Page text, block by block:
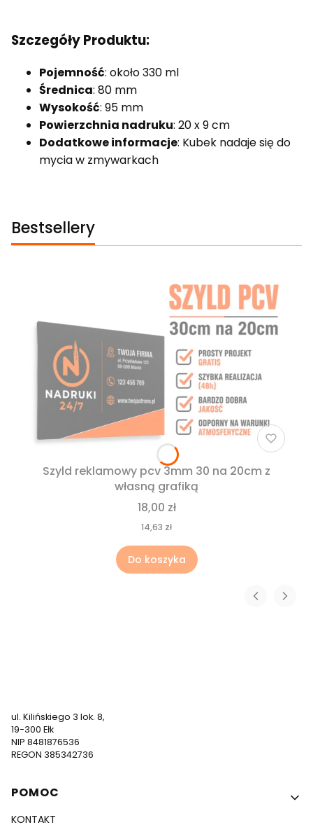
Szczegóły Produktu:
Pojemność: około 330 ml
Średnica: 80 mm
Wysokość: 95 mm
Powierzchnia nadruku: 20 x 9 cm
Dodatkowe informacje: Kubek nadaje się do
mycia w zmywarkach
Bestsellery
Szyld reklamowy pcv 3mm 30 na 20cm z
własną grafiką
18,00 zł
14,63 zł
Do koszyka
ul. Kilińskiego 3 lok. 8,
19-300 Ełk
NIP 8481876536
REGON 385342736
Linki w stopce
POMOC
KONTAKT